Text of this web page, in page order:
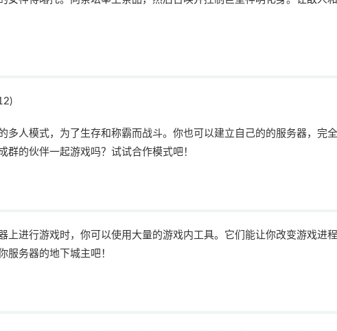
多人模式，为了生存和称霸而战斗。你也可以建立自己的的服务器，完全
的伙伴一起游戏吗？试试合作模式吧！
上进行游戏时，你可以使用大量的游戏内工具。它们能让你改变游戏进程
服务器的地下城主吧！